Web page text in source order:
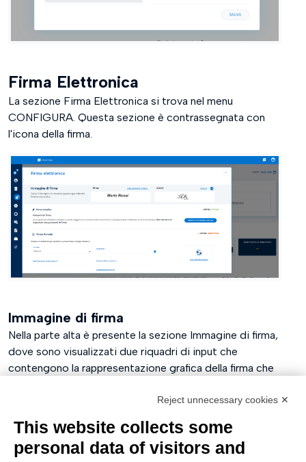
Firma Elettronica
La sezione Firma Elettronica si trova nel menu
CONFIGURA. Questa sezione è contrassegnata con
l'icona della firma.
Immagine di firma
Nella parte alta è presente la sezione Immagine di firma,
dove sono visualizzati due riquadri di input che
contengono la rappresentazione grafica della firma che
Reject unnecessary cookies ✕
This website collects some
personal data of visitors and